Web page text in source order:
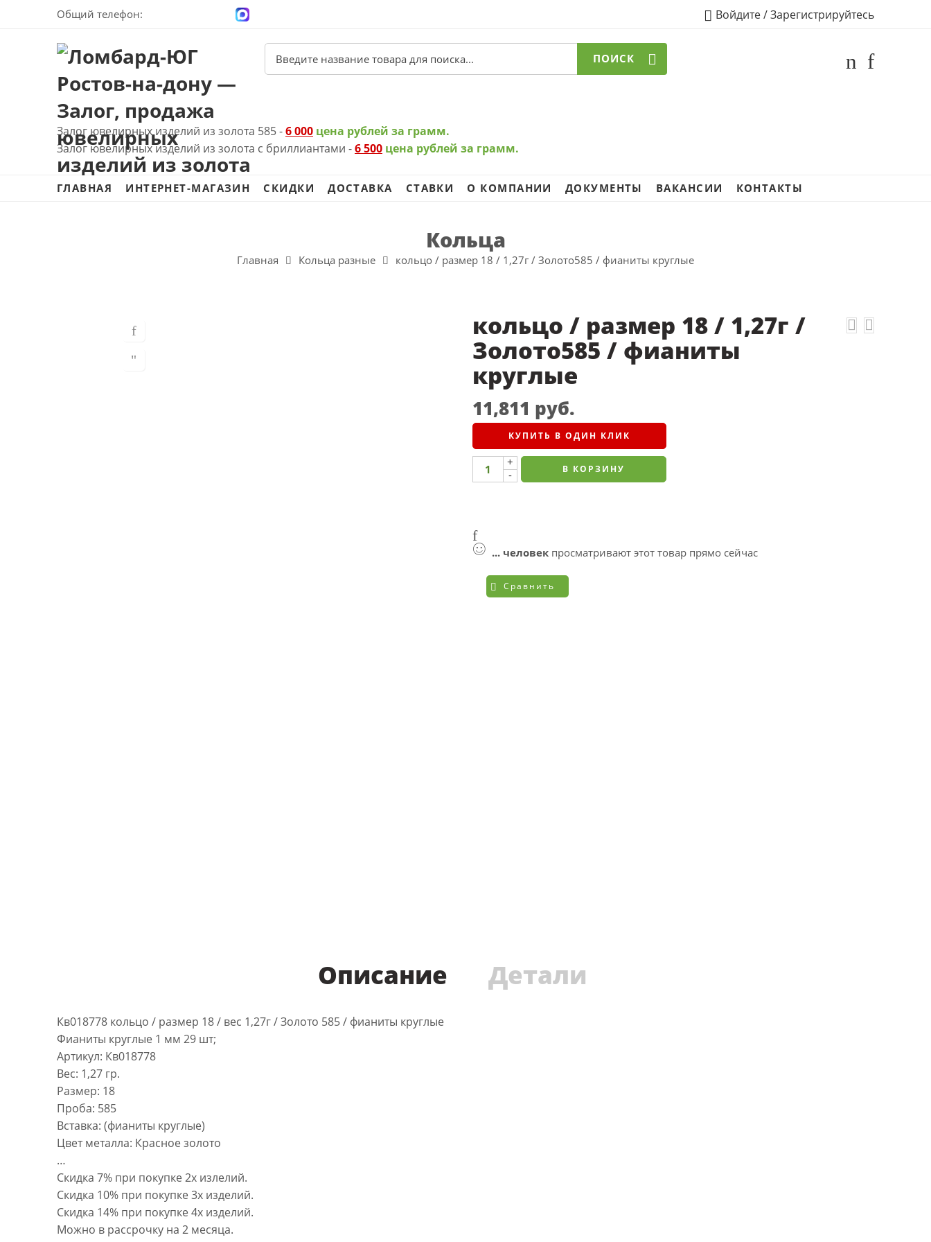
Общий телефон: Войдите / Зарегистрируйтесь
ПОИСК
Залог ювелирных изделий из золота 585 -6 000 цена рублей за грамм.
Залог ювелирных изделий из золота с бриллиантами -6 500 цена рублей за грамм.
ГЛАВНАЯ ИНТЕРНЕТ-МАГАЗИН СКИДКИ ДОСТАВКА СТАВКИ О КОМПАНИИ ДОКУМЕНТЫ ВАКАНСИИ КОНТАКТЫ
Кольца
Главная Кольца разные кольцо / размер 18 / 1,27г / Золото585 / фианиты круглые
кольцо / размер 18 / 1,27г /
Золото585 / фианиты
круглые
11,811 руб.
КУПИТЬ В ОДИН КЛИК
+
-
В КОРЗИНУ
... человек просматривают этот товар прямо сейчас
Сравнить
Описание Детали
Кв018778 кольцо / размер 18 / вес 1,27г / Золото 585 / фианиты круглые
Фианиты круглые 1 мм 29 шт;
Артикул: Кв018778
Вес: 1,27 гр.
Размер: 18
Проба: 585
Вставка: (фианиты круглые)
Цвет металла: Красное золото
…
Скидка 7% при покупке 2х излелий.
Скидка 10% при покупке 3х изделий.
Скидка 14% при покупке 4х изделий.
Можно в рассрочку на 2 месяца.